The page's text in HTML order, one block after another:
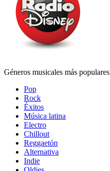
Géneros musicales más populares
Pop
Rock
Éxitos
Música latina
Electro
Chillout
Reggaetón
Alternativa
Indie